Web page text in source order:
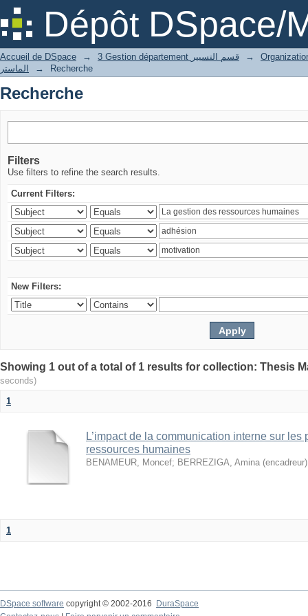
Dépôt DSpace/
Recherche
Accueil de DSpace → 3 Gestion département قسم التسيير
→
الماستر
→ Recherche
Recherche
Filters
Use filters to refine the search results.
Current Filters:
New Filters:
seconds)
1
L’impact de la communication interne sur
ressources humaines
BENAMEUR, Moncef; BERREZIGA, Amina (encadreur)
1
DSpace software copyright © 2002-2016
DuraSpace